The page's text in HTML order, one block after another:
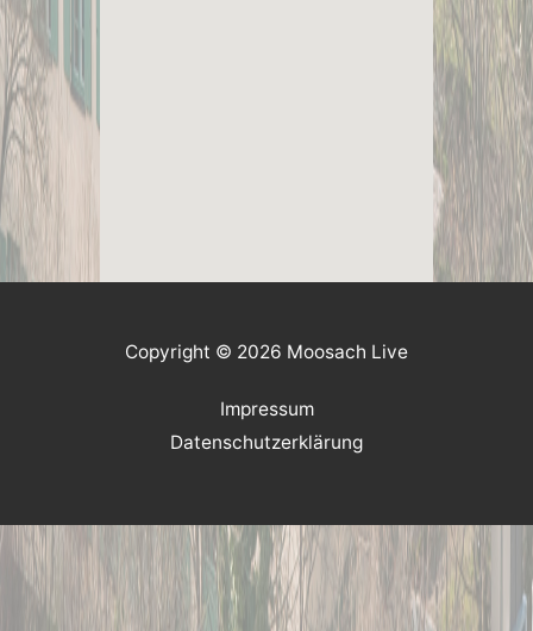
Copyright © 2026 Moosach Live
Impressum
Datenschutzerklärung